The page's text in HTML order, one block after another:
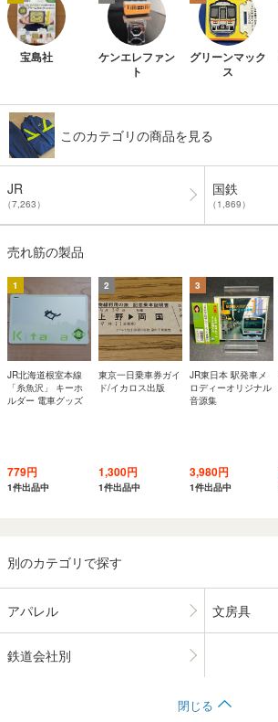
宝島社
ケンエレファン
ト
グリーンマック
ス
このカテゴリの商品を見る
JR
（7,263）
国鉄
（1,869）
売れ筋の製品
1
JR北海道根室本線
「糸魚沢」 キーホ
ルダー 電車グッズ
779円
1件出品中
2
東京一日乗車券ガイ
ド/イカロス出版
1,300円
1件出品中
3
JR東日本 駅発車メ
ロディーオリジナル
音源集
3,980円
1件出品中
別のカテゴリで探す
アパレル 文房具
鉄道会社別
閉じる